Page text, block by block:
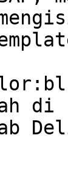
di